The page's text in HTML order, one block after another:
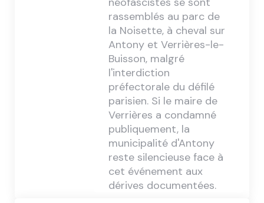
rassemblés au parc de
la Noisette, à cheval sur
Antony et Verrières-le-
Buisson, malgré
l'interdiction
préfectorale du défilé
parisien. Si le maire de
Verrières a condamné
publiquement, la
municipalité d'Antony
reste silencieuse face à
cet événement aux
dérives documentées.